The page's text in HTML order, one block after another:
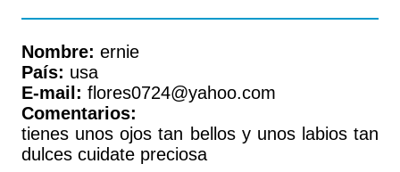
Nombre: ernie
País: usa
E-mail: flores0724@yahoo.com
Comentarios:
tienes unos ojos tan bellos y unos labios tan
dulces cuidate preciosa